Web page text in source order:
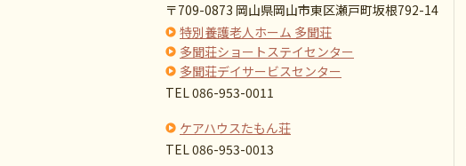
〒709-0873 岡山県岡山市東区瀬戸町坂根792-14
特別養護老人ホーム 多聞荘
多聞荘ショートステイセンター
多聞荘デイサービスセンター
TEL 086-953-0011
ケアハウスたもん荘
TEL 086-953-0013